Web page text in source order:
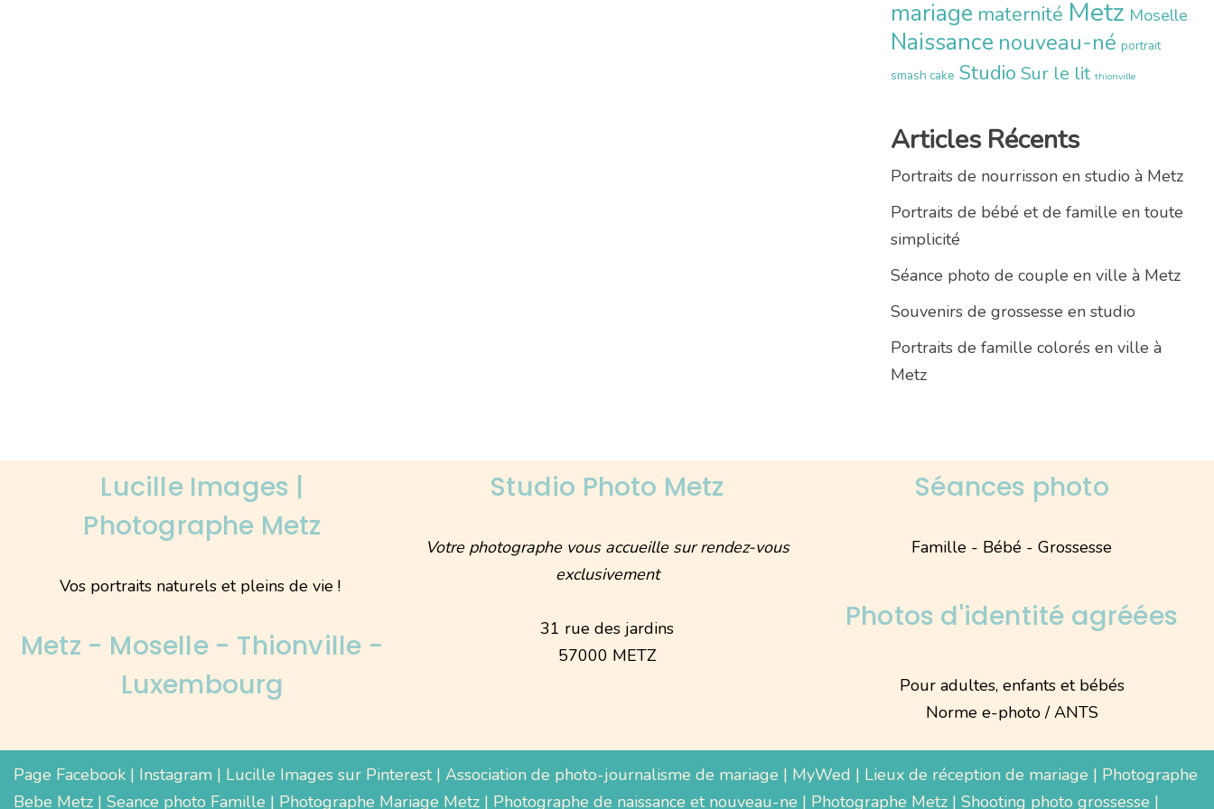
mariage maternité Metz Moselle
Naissance nouveau-né portrait
smash cake Studio Sur le lit thionville
Articles Récents
Portraits de nourrisson en studio à Metz
Portraits de bébé et de famille en toute
simplicité
Séance photo de couple en ville à Metz
Souvenirs de grossesse en studio
Portraits de famille colorés en ville à
Metz
Lucille Images |
Photographe Metz
Vos portraits naturels et pleins de vie !
Metz - Moselle - Thionville -
Luxembourg
Studio Photo Metz
Votre photographe vous accueille sur rendez-vous
exclusivement
31 rue des jardins
57000 METZ
Séances photo
Famille - Bébé - Grossesse
Photos d'identité agréées
Pour adultes, enfants et bébés
Norme e-photo / ANTS
Page Facebook | Instagram | Lucille Images sur Pinterest| Association de photo-journalisme de mariage | MyWed | Lieux de réception de mariage | Photographe
Bebe Metz | Seance photo Famille | Photographe Mariage Metz | Photographe de naissance et nouveau-ne | Photographe Metz | Shooting photo grossesse |